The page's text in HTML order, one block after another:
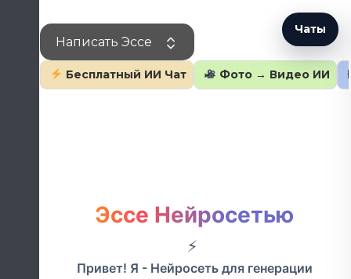
содержаниюНаписать Эссе
Бесплатный ИИ Чат Фото → Видео ИИ
Чаты
Эссе Нейросетью
Привет! Я - Нейросеть для генерации